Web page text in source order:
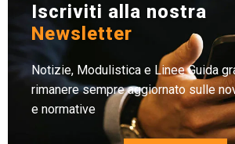
Iscriviti alla nostra
Newsletter
Notizie, Modulistica e Linee Guida
rimanere sempre aggiornato sulle
e normative